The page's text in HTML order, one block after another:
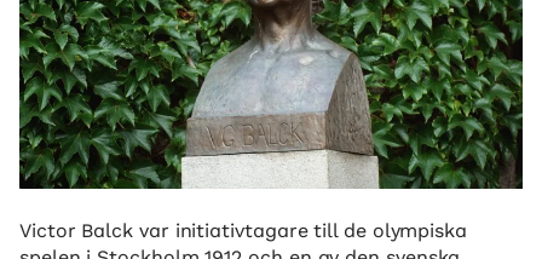
Victor Balck var initiativtagare till de olympiska